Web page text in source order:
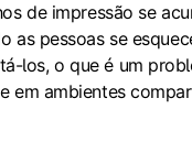
de impressão se
as pessoas se
los, o que é um
em ambientes